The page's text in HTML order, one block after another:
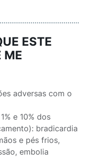
ESTE
ME
adversas com o
e 10% dos
bradicardia
e pés frios,
embolia